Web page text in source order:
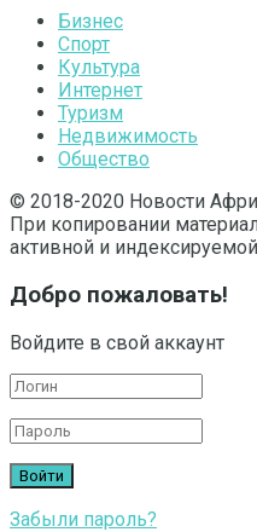
Бизнес
Спорт
Культура
Интернет
Туризм
Недвижимость
Общество
© 2018-2020 Новости
При копировании
активной и
Добро пожаловать!
Войдите в свой аккаунт
Забыли пароль?